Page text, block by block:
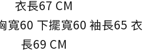
衣長67 CM
寬60 下擺寬60 袖長65 衣
長69 CM